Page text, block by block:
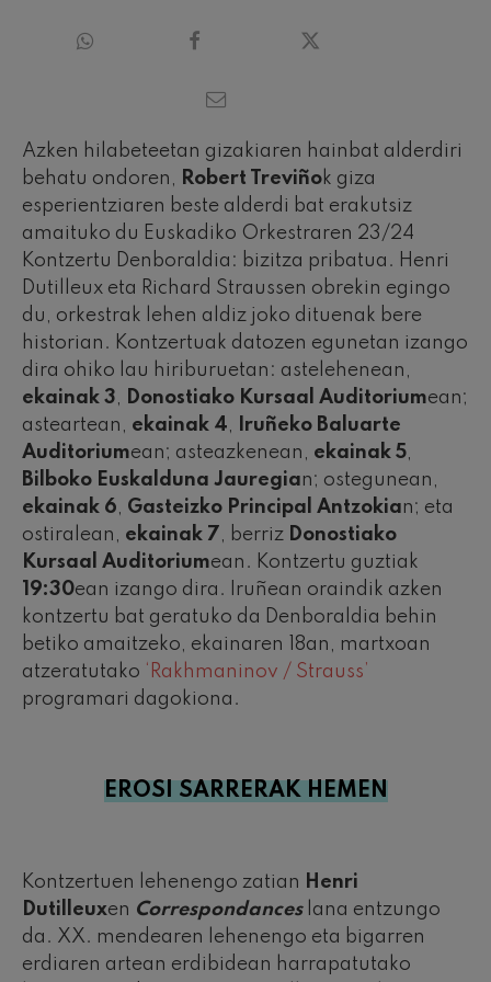
Azken hilabeteetan gizakiaren hainbat alderdiri
behatu ondoren, Robert Treviñok giza
esperientziaren beste alderdi bat erakutsiz
amaituko du Euskadiko Orkestraren 23/24
Kontzertu Denboraldia: bizitza pribatua. Henri
Dutilleux eta Richard Straussen obrekin egingo
du, orkestrak lehen aldiz joko dituenak bere
historian. Kontzertuak datozen egunetan izango
dira ohiko lau hiriburuetan: astelehenean,
ekainak 3, Donostiako Kursaal Auditoriumean;
asteartean, ekainak 4,
Iruñeko Baluarte
Auditoriumean; asteazkenean, ekainak 5,
Bilboko Euskalduna Jauregian; ostegunean,
ekainak 6, Gasteizko Principal Antzokian; eta
ostiralean, ekainak 7 , berriz Donostiako
Kursaal Auditoriumean. Kontzertu guztiak
19:30ean izango dira. Iruñean oraindik azken
kontzertu bat geratuko da Denboraldia behin
betiko amaitzeko, ekainaren 18an, martxoan
atzeratutako ‘Rakhmaninov / Strauss’
programari dagokiona.
EROSI SARRERAK HEMEN
Kontzertuen lehenengo zatian Henri
Dutilleuxen Correspondanceslana entzungo
da. XX. mendearen lehenengo eta bigarren
erdiaren artean erdibidean harrapatutako